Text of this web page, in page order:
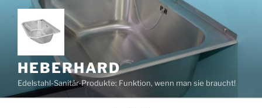
Zum
Inhalt
springen
HEBERHARD
Edelstahl-Sanitär-Produkte: Funktion, wenn man sie braucht!